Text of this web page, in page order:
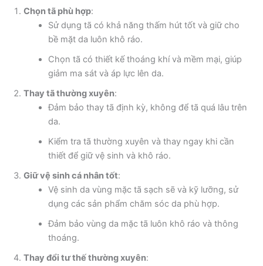
Chọn tã phù hợp:
Sử dụng tã có khả năng thấm hút tốt và giữ cho
bề mặt da luôn khô ráo.
Chọn tã có thiết kế thoáng khí và mềm mại, giúp
giảm ma sát và áp lực lên da.
Thay tã thường xuyên:
Đảm bảo thay tã định kỳ, không để tã quá lâu trên
da.
Kiểm tra tã thường xuyên và thay ngay khi cần
thiết để giữ vệ sinh và khô ráo.
Giữ vệ sinh cá nhân tốt:
Vệ sinh da vùng mặc tã sạch sẽ và kỹ lưỡng, sử
dụng các sản phẩm chăm sóc da phù hợp.
Đảm bảo vùng da mặc tã luôn khô ráo và thông
thoáng.
Thay đổi tư thế thường xuyên: